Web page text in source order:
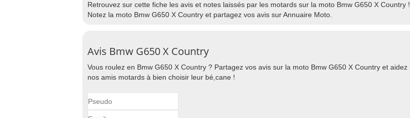
Retrouvez sur cette fiche les avis et notes laissés par les motards sur la moto Bmw G650 X Country !
Notez la moto Bmw G650 X Country et partagez vos avis sur Annuaire Moto.
Avis Bmw G650 X Country
Vous roulez en Bmw G650 X Country ? Partagez vos avis sur la moto Bmw G650 X Country et aidez
nos amis motards à bien choisir leur bé,cane !